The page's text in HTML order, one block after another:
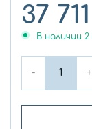
37 711
В наличии 2
- +